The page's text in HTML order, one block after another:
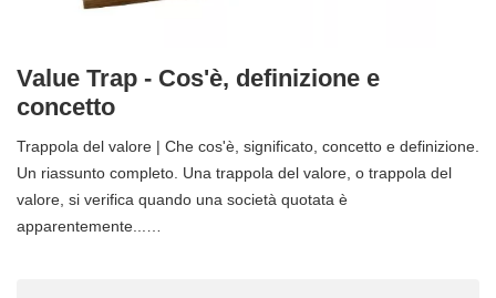
Value Trap - Cos'è, definizione e
concetto
Trappola del valore | Che cos'è, significato, concetto e definizione.
Un riassunto completo. Una trappola del valore, o trappola del
valore, si verifica quando una società quotata è
apparentemente...…